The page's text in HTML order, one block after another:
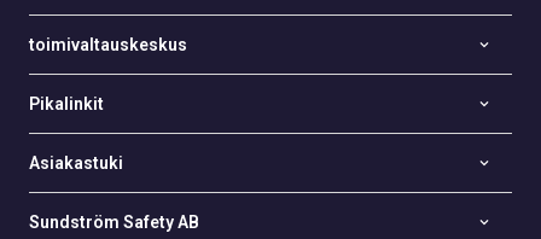
toimivaltauskeskus
Pikalinkit
Asiakastuki
Sundström Safety AB